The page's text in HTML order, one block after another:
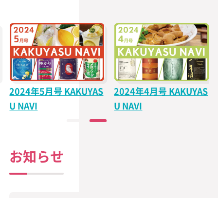
2024年3月号 KAKUYAS
U NAVI
2024年2月号 KAKUYAS
U NAVI
お知らせ